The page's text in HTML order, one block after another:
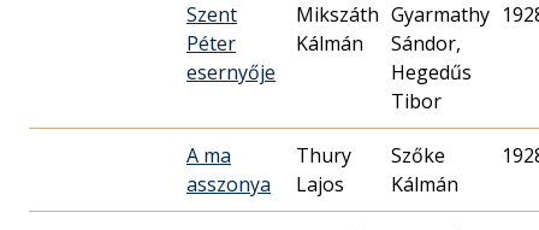
Szent
Péter
esernyője
Mikszáth
Kálmán
Gyarmathy
Sándor,
Hegedűs
Tibor
A ma
asszonya
Thury
Lajos
Szőke
Kálmán